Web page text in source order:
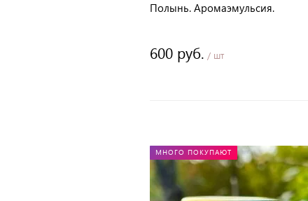
Полынь. Аромаэмульсия.
600 руб. / шт
МНОГО ПОКУПАЮТ